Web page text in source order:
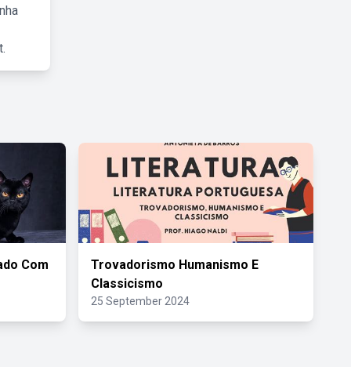
Com
Trovadorismo Humanismo E
Classicismo
25 September 2024